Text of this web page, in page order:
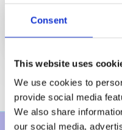
Consent
This website uses
We use cookies to
provide social media
We also share
our social media,